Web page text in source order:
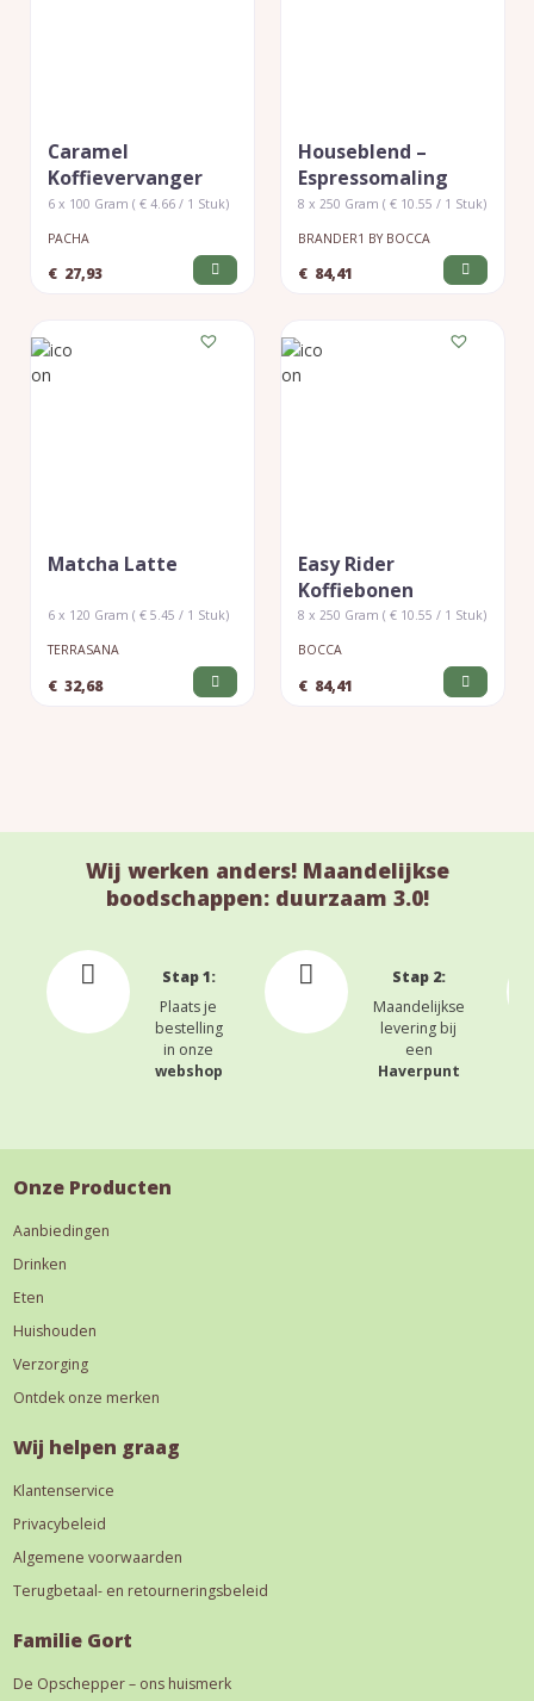
Caramel
Koffievervanger
6 x 100 Gram ( € 4.66 / 1 Stuk)
PACHA
€ 27,93
Houseblend –
Espressomaling
8 x 250 Gram ( € 10.55 / 1 Stuk)
BRANDER1 BY BOCCA
€ 84,41
Matcha Latte
6 x 120 Gram ( € 5.45 / 1 Stuk)
TERRASANA
€ 32,68
Easy Rider
Koffiebonen
8 x 250 Gram ( € 10.55 / 1 Stuk)
BOCCA
€ 84,41
Wij werken anders! Maandelijkse
boodschappen: duurzaam 3.0!
Stap 1:
Plaats je
bestelling
in onze
webshop
Stap 2:
Maandelijkse
levering bij
een
Haverpunt
Onze Producten
Aanbiedingen
Drinken
Eten
Huishouden
Verzorging
Ontdek onze merken
Wij helpen graag
Klantenservice
Privacybeleid
Algemene voorwaarden
Terugbetaal- en retourneringsbeleid
Familie Gort
De Opschepper – ons huismerk